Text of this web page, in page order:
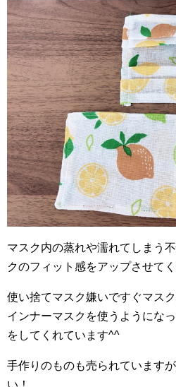
マスク内の蒸れや濡れてしまう
クのフィット感をアップさせて
使い捨てマスク嫌いですぐマス
インナーマスクを使うようにな
をしてくれています^^
手作りのものも売られています
い！